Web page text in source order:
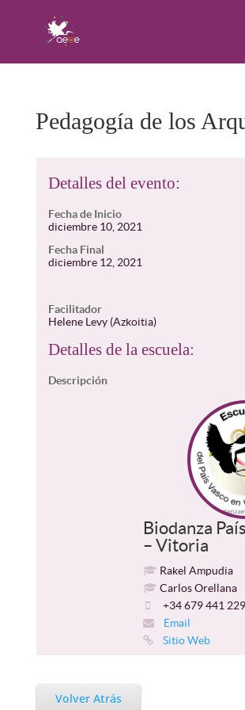
Pedagogía de los
Detalles del evento:
Fecha de Inicio
diciembre 10, 2021
Fecha Final
diciembre 12, 2021
Facilitador
Helene Levy (Azkoitia)
Detalles de la escuela:
Descripción
Biodanza
– Vitoria
Rakel Ampudia
Carlos Orellana
+34 679 441 229
Email
Sitio Web
Volver Atrás